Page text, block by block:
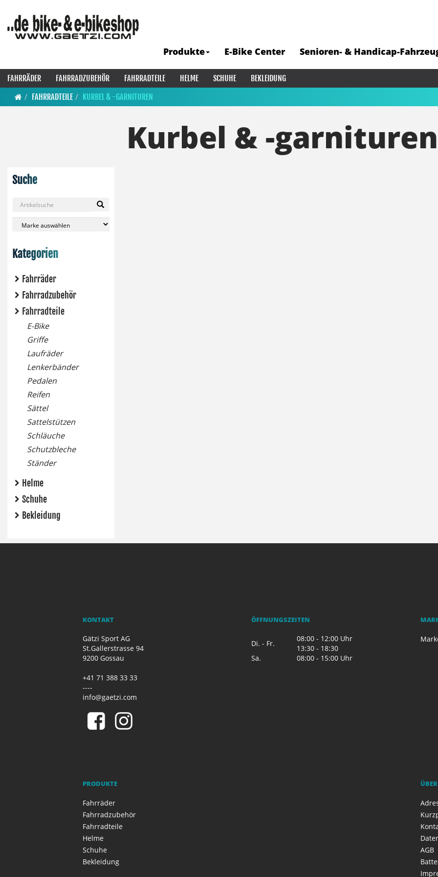
Produkte E-Bike Center Senioren- & Handicap-
FAHRRÄDER FAHRRADZUBEHÖR FAHRRADTEILE HELME SCHUHE
BEKLEIDUNG
FAHRRADTEILE
KURBEL & -GARNITUREN
Suche
Kategorien
Fahrräder
Fahrradzubehör
Fahrradteile
E-Bike
Griffe
Laufräder
Lenkerbänder
Pedalen
Reifen
Sättel
Sattelstützen
Schläuche
Schutzbleche
Ständer
Helme
Schuhe
Bekleidung
Kurbel & -garnituren
KONTAKT
Gätzi Sport AG
St.Gallerstrasse 94
9200 Gossau
+41 71 388 33 33
----
info@gaetzi.com
ÖFFNUNGSZEITEN
Di. - Fr.
08:00 - 12:00 Uhr
13:30 - 18:30
Sa.
08:00 - 15:00 Uhr
PRODUKTE
Fahrräder
Fahrradzubehör
Fahrradteile
Helme
Schuhe
Bekleidung
AGB